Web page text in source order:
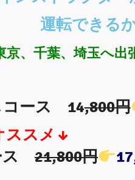
運転できる
京、千葉、埼玉へ出
コース 14,800円
スメ↓
ス 21,800円